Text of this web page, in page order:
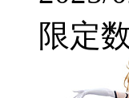
限定